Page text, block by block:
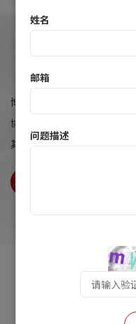
博兰得33W“Usmile”系列
协议，具备高效率、高功率
其他便携式设备。
姓名
邮箱
问题描述